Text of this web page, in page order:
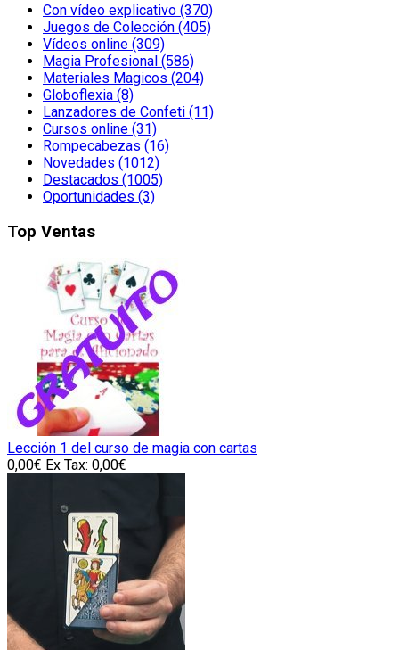
Con vídeo explicativo (370)
Juegos de Colección (405)
Vídeos online (309)
Magia Profesional (586)
Materiales Magicos (204)
Globoflexia (8)
Lanzadores de Confeti (11)
Cursos online (31)
Rompecabezas (16)
Novedades (1012)
Destacados (1005)
Oportunidades (3)
Top Ventas
Lección 1 del curso de magia con cartas
0,00€ Ex Tax: 0,00€